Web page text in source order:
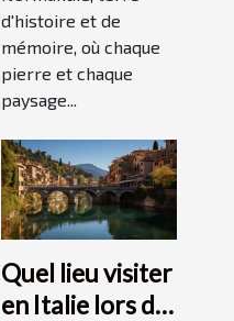
d'histoire et de
mémoire, où chaque
pierre et chaque
paysage...
Quel lieu visiter
en Italie lors de